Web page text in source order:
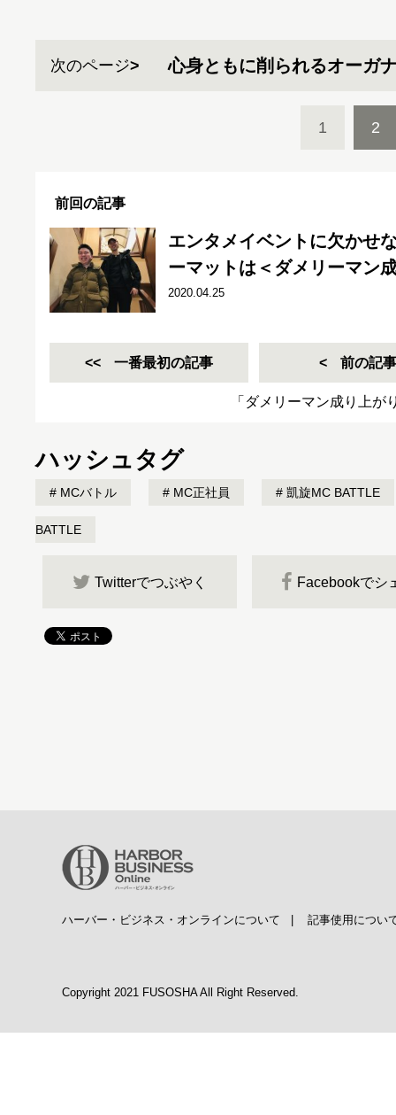
次のページ 心身ともに削られるオーガ
1 2
前回の記事
エンタメイベントに欠かせ
ーマットは＜ダメリーマン
2020.04.25
一番最初の記事 前の記事
「ダメリーマン成り上が
ハッシュタグ
MCバトル MC正社員 凱旋MC BATTLE
BATTLE
Twitterでつぶやく Facebookでシ
ハーバー・ビジネス・オンラインについて 記事使用につい
Copyright 2021 FUSOSHA All Right Reserved.